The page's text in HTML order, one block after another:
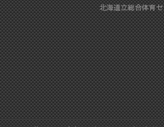
北海道立総合体育